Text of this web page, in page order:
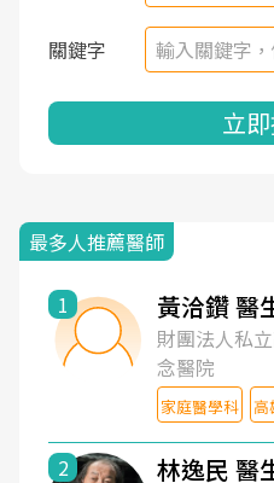
關鍵字
立
最多人推薦醫師
1 黃洽鑽 醫
財團法人私
念醫院
家庭醫學科 高
2 林逸民 醫